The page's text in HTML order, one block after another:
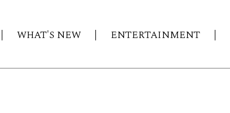
WHAT'S NEW ENTERTAINMENT